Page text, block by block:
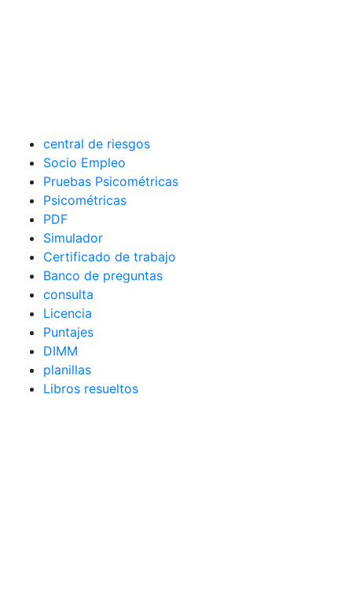
central de riesgos
Socio Empleo
Pruebas Psicométricas
Psicométricas
PDF
Simulador
Certificado de trabajo
Banco de preguntas
consulta
Licencia
Puntajes
DIMM
planillas
Libros resueltos